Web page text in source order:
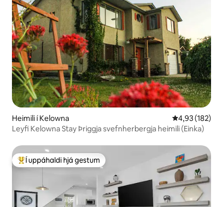
Heimili í Kelowna 4,93 af 5 í
4,93 (182)
Leyfi Kelowna Stay Þriggja svefnherbergja heimili (Einka)
Í mestu uppáhaldi hjá gestum
Í uppáhaldi hjá gestum